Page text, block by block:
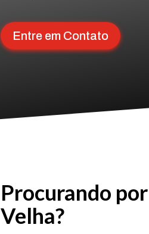
Entre em Contato
Procurando
Velha?